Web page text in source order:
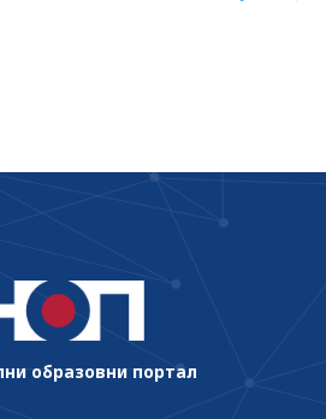
образовни портал